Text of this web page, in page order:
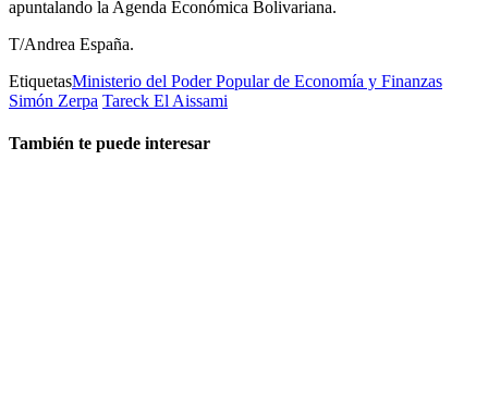
apuntalando la Agenda Económica Bolivariana.
T/Andrea España.
EtiquetasMinisterio del Poder Popular de Economía y Finanzas
Simón Zerpa Tareck El Aissami
También te puede interesar